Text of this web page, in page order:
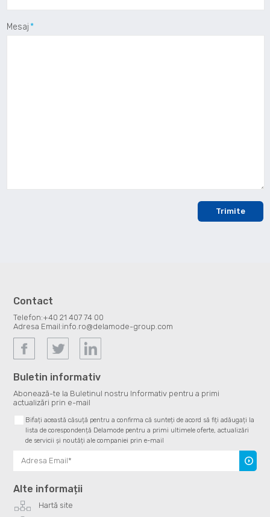
Mesaj
Contact
Telefon:+40 21 407 74 00
Adresa Email:info.ro@delamode-group.com
Buletin informativ
Abonează-te la Buletinul nostru Informativ pentru a primi
actualizări prin e-mail
Bifați această căsuță pentru a confirma că sunteți de acord să fiți adăugați la
lista de corespondență Delamode pentru a primi ultimele oferte, actualizări
de servicii și noutăți ale companiei prin e-mail
Alte informații
Hartă site